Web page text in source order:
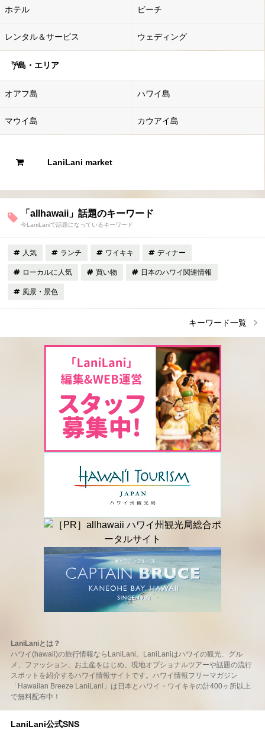
ホテル ビーチ
レンタル＆サービス ウェディング
島・エリア
オアフ島 ハワイ島
マウイ島 カウアイ島
LaniLani market
「allhawaii」話題のキーワード
今LaniLaniで話題になっているキーワード
人気 ランチ ワイキキ ディナー
ローカルに人気 買い物 日本のハワイ関連情報
風景・景色
キーワード一覧
LaniLaniとは？
ハワイ(hawaii)の旅行情報ならLaniLani。LaniLaniはハワイの観光、グル
メ、ファッション、お土産をはじめ、現地オプショナルツアーや話題の流行
スポットを紹介するハワイ情報サイトです。ハワイ情報フリーマガジン
「Hawaiian Breeze LaniLani」は日本とハワイ・ワイキキの計400ヶ所以上
で無料配布中！
LaniLani公式SNS